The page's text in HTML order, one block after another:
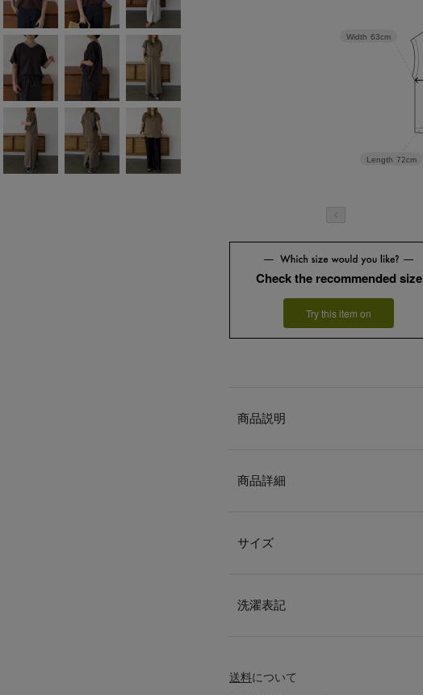
Length 72cm
Width 63cm
Check the recommended size
Try this item on
商品説明
商品詳細
サイズ
洗濯表記
送料について